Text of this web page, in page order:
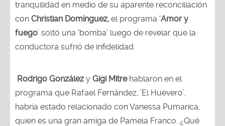
tranquilidad en medio de su aparente reconciliación
con Christian Domínguez, el programa ‘Amor y
fuego’ soltó una ‘bomba’ luego de revelar que la
conductora sufrió de infidelidad.
Rodrigo González y Gigi Mitre hablaron en el
programa que Rafael Fernández, ‘El Huevero’,
habría estado relacionado con Vanessa Pumarica,
quien es una gran amiga de Pamela Franco. ¿Qué